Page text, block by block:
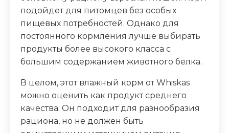
подойдет для питомцев без особых
пищевых потребностей. Однако для
постоянного кормления лучше выбирать
продукты более высокого класса с
большим содержанием животного белка.
В целом, этот влажный корм от Whiskas
можно оценить как продукт среднего
качества. Он подходит для разнообразия
рациона, но не должен быть